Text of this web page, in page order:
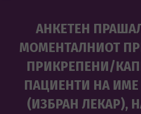
AНКЕТЕН
МОМЕНТАЛНИОТ
ПРИКРЕПЕНИ/
ПАЦИЕНТИ НА ИМЕ
(ИЗБРАН ЛЕКАР),